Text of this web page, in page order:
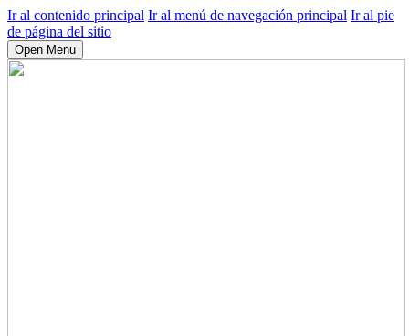
Ir al contenido principal Ir al menú de navegación principal Ir al pie
de página del sitio
Open Menu